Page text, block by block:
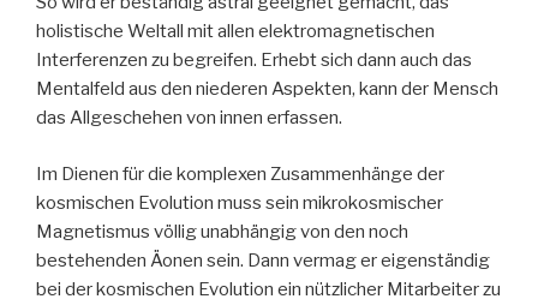
holistische Weltall mit allen elektromagnetischen
Interferenzen zu begreifen. Erhebt sich dann auch das
Mentalfeld aus den niederen Aspekten, kann der Mensch
das Allgeschehen von innen erfassen.
Im Dienen für die komplexen Zusammenhänge der
kosmischen Evolution muss sein mikrokosmischer
Magnetismus völlig unabhängig von den noch
bestehenden Äonen sein. Dann vermag er eigenständig
bei der kosmischen Evolution ein nützlicher Mitarbeiter zu